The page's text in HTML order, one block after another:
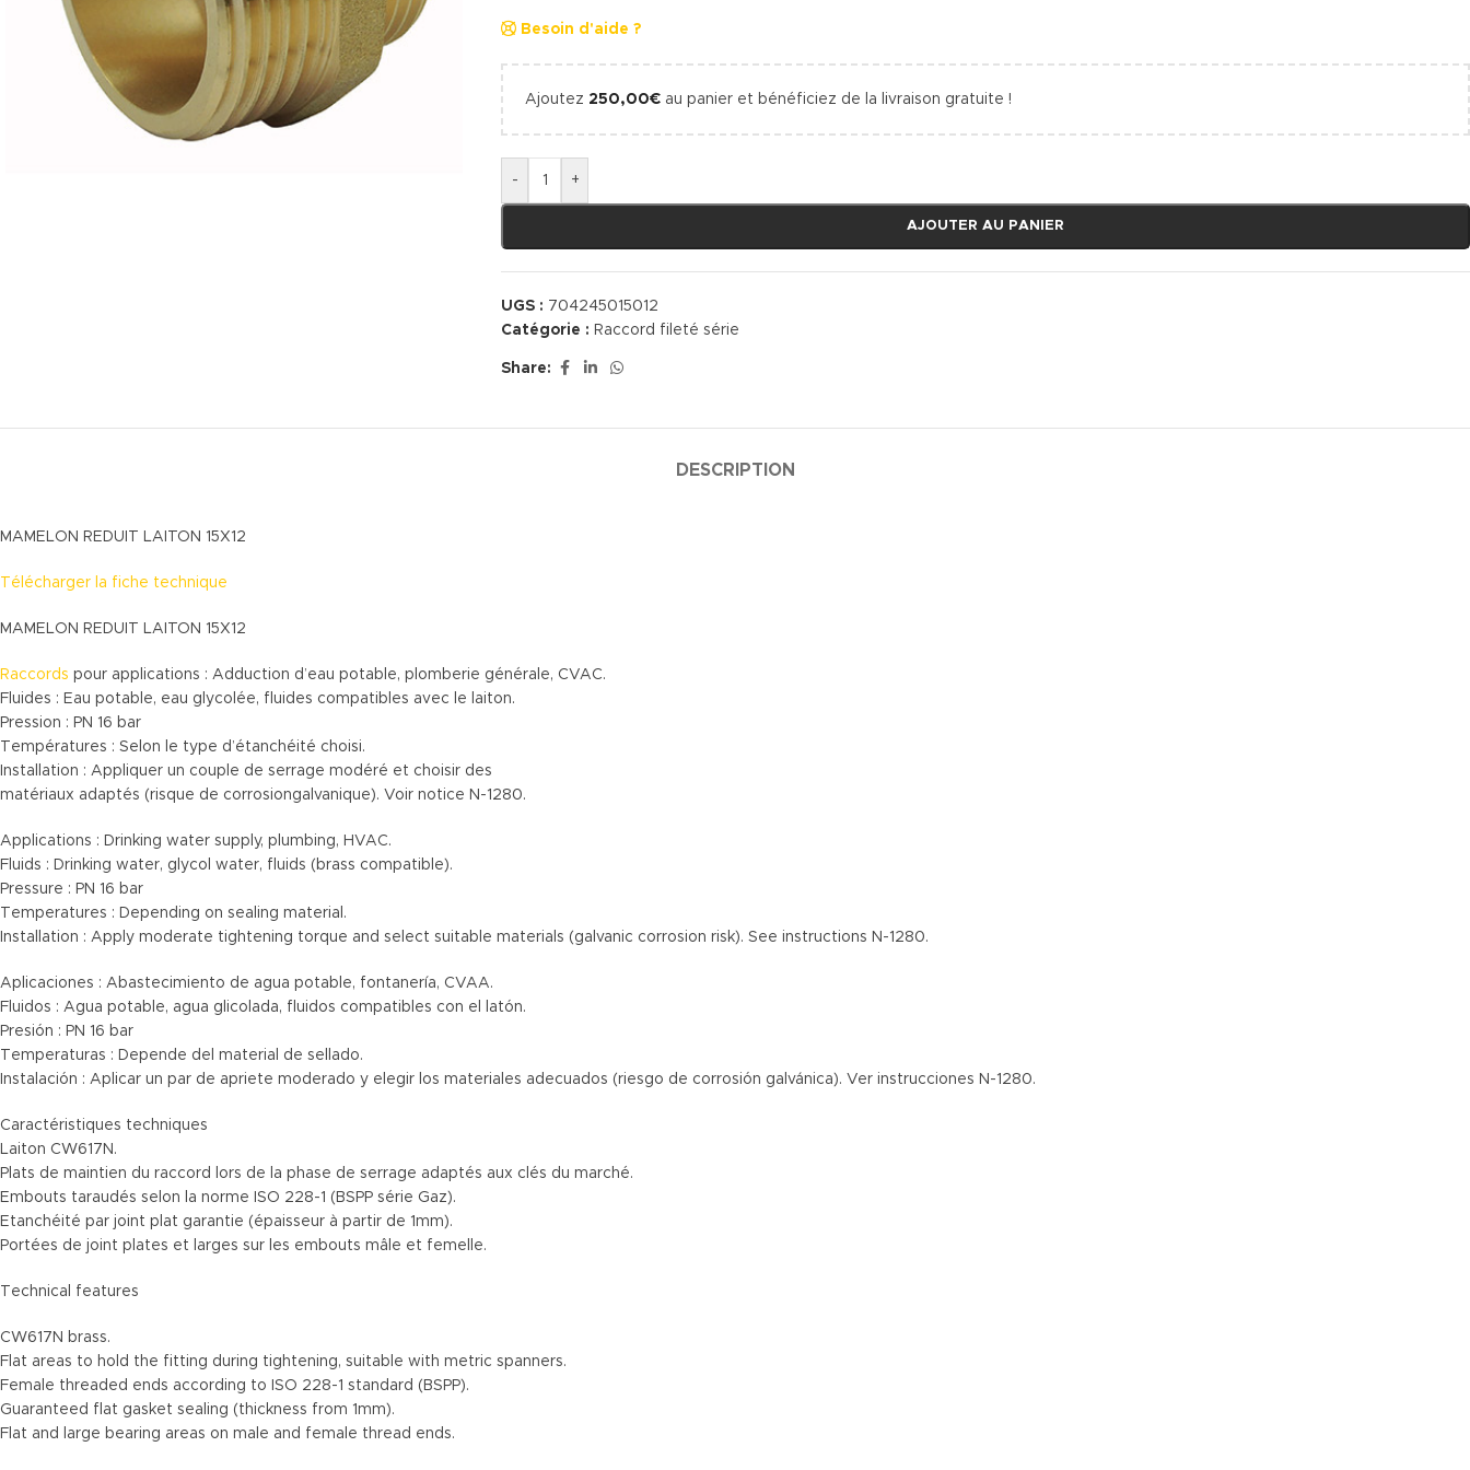
Besoin d'aide ?
Ajoutez 250,00€ au panier et bénéficiez de la livraison gratuite !
- +
AJOUTER AU PANIER
UGS : 704245015012
Catégorie : Raccord fileté série
Share:
DESCRIPTION
MAMELON REDUIT LAITON 15X12
Télécharger la fiche technique
MAMELON REDUIT LAITON 15X12
Raccords pour applications : Adduction d’eau potable, plomberie générale, CVAC.
Fluides : Eau potable, eau glycolée, fluides compatibles avec le laiton.
Pression : PN 16 bar
Températures : Selon le type d’étanchéité choisi.
Installation : Appliquer un couple de serrage modéré et choisir des
matériaux adaptés (risque de corrosiongalvanique). Voir notice N-1280.
Applications : Drinking water supply, plumbing, HVAC.
Fluids : Drinking water, glycol water, fluids (brass compatible).
Pressure : PN 16 bar
Temperatures : Depending on sealing material.
Installation : Apply moderate tightening torque and select suitable materials (galvanic corrosion risk). See instructions N-1280.
Aplicaciones : Abastecimiento de agua potable, fontanería, CVAA.
Fluidos : Agua potable, agua glicolada, fluidos compatibles con el latón.
Presión : PN 16 bar
Temperaturas : Depende del material de sellado.
Instalación : Aplicar un par de apriete moderado y elegir los materiales adecuados (riesgo de corrosión galvánica). Ver instrucciones N-1280.
Caractéristiques techniques
Laiton CW617N.
Plats de maintien du raccord lors de la phase de serrage adaptés aux clés du marché.
Embouts taraudés selon la norme ISO 228-1 (BSPP série Gaz).
Etanchéité par joint plat garantie (épaisseur à partir de 1mm).
Portées de joint plates et larges sur les embouts mâle et femelle.
Technical features
CW617N brass.
Flat areas to hold the fitting during tightening, suitable with metric spanners.
Female threaded ends according to ISO 228-1 standard (BSPP).
Guaranteed flat gasket sealing (thickness from 1mm).
Flat and large bearing areas on male and female thread ends.